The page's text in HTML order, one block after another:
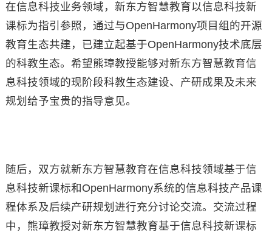
在信息科技业务领域，新东方智慧教育以信息科技新
课标为指引参照，通过与OpenHarmony项目组的开源
教育生态共建，已建立起基于OpenHarmony技术底层
的科教生态。希望熊璋教授能够对新东方智慧教育信
息科技领域的现阶段科教生态建设、产研成果及未来
规划给予宝贵的指导意见。
随后，双方就新东方智慧教育在信息科技领域基于信
息科技新课标和OpenHarmony系统的信息科技产品课
程体系及后续产研规划进行充分讨论交流。交流过程
中，熊璋教授对新东方智慧教育基于信息科技新课标